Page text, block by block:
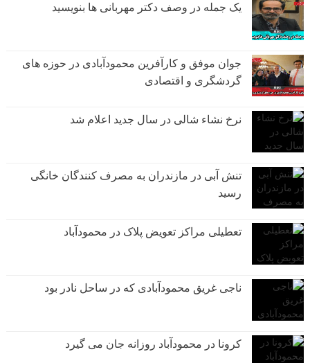
یک جمله در وصف دکتر مهربانی ها بنویسید
جوان موفق و کارآفرین محمودآبادی در حوزه های
گردشگری و اقتصادی
نرخ نشاء شالی در سال جدید اعلام شد
تنش آبی در مازندران به مصرف كنندگان خانگی
رسيد
تعطیلی مراکز تعویض پلاک در محمودآباد
ناجی غریق محمودآبادی که در ساحل نادر بود
کرونا در محمودآباد روزانه جان می گیرد